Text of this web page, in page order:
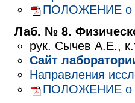
ПОЛОЖЕНИЕ о
Лаб. № 8.
рук. Сычев А.Е.,
Сайт
Направления
ПОЛОЖЕНИЕ о